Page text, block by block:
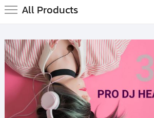
All Products